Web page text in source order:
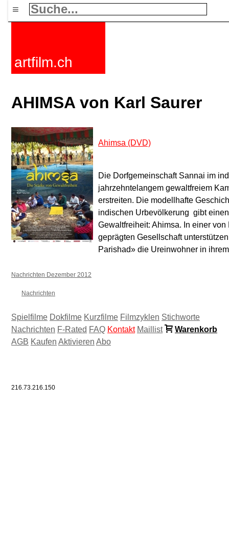
≡
artfilm.ch
AHIMSA von Karl Saurer
Ahimsa (DVD)
Die Dorfgemeinschaft Sannai im
jahrzehntelangem gewaltfreiem
erstreiten. Die modellhafte
indischen Urbevölkerung  gibt
Gewaltfreiheit: Ahimsa. In einer
geprägten Gesellschaft
Parishad» die Ureinwohner in
Nachrichten Dezember 2012
Nachrichten
Spielfilme Dokfilme Kurzfilme Filmzyklen Stichworte
Nachrichten F-Rated FAQ Kontakt Maillist
Warenkorb
AGB Kaufen Aktivieren Abo
216.73.216.150